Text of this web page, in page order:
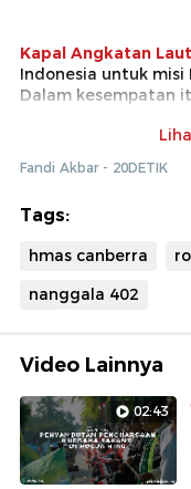
Kapal Angkatan
Indonesia untuk misi
Dalam kesempatan
selam Australia
Fandi Akbar - 20DETIK
Tags:
hmas canberra
nanggala 402
Video Lainnya
02:43